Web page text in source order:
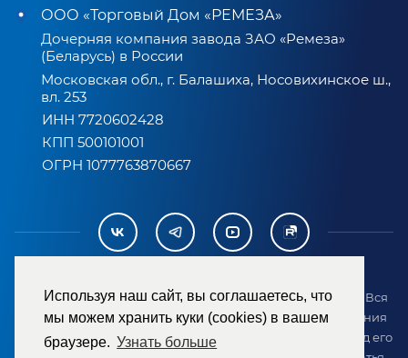
Используя наш сайт, вы соглашаетесь, что
мы можем хранить куки (cookies) в вашем
браузере. Узнать больше
ООО «Торговый Дом «РЕМЕЗА»
Дочерняя компания завода ЗАО «Ремеза»
(Беларусь) в России
Московская обл., г. Балашиха, Носовихинское ш.,
вл. 253
ИНН 7720602428
КПП 500101001
ОГРН 1077763870667
2007-2026 © ООО «ТД «РЕМЕЗА». Все права защищены. Вся
информация на сайте размещена в целях предоставления
возможности покупателю ознакомиться с товаром перед его